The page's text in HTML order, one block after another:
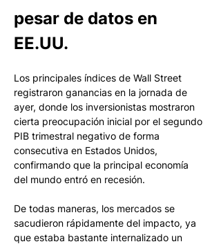
pesar de datos en
EE.UU.
Los principales índices de Wall Street
registraron ganancias en la jornada de
ayer, donde los inversionistas mostraron
cierta preocupación inicial por el segundo
PIB trimestral negativo de forma
consecutiva en Estados Unidos,
confirmando que la principal economía
del mundo entró en recesión.
De todas maneras, los mercados se
sacudieron rápidamente del impacto, ya
que estaba bastante internalizado un